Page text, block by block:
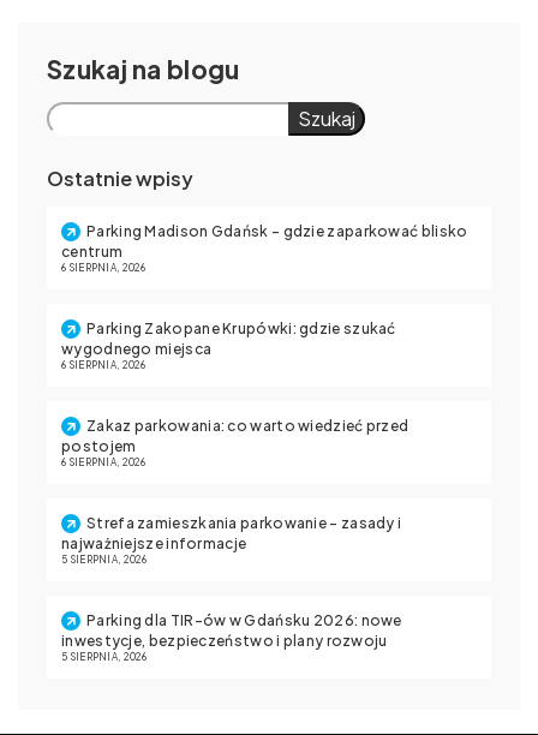
Szukaj
Szukaj
Ostatnie wpisy
Parking Madison Gdańsk – gdzie zaparkować blisko
centrum
6 SIERPNIA, 2026
Parking Zakopane Krupówki: gdzie szukać
wygodnego miejsca
6 SIERPNIA, 2026
Zakaz parkowania: co warto wiedzieć przed
postojem
6 SIERPNIA, 2026
Strefa zamieszkania parkowanie – zasady i
najważniejsze informacje
5 SIERPNIA, 2026
Parking dla TIR-ów w Gdańsku 2026: nowe
inwestycje, bezpieczeństwo i plany rozwoju
5 SIERPNIA, 2026